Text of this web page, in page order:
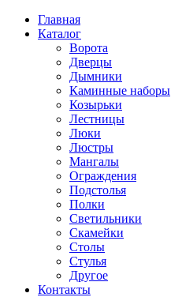
Перейти
содержимому
Главная
Каталог
Ворота
Дверцы
Дымники
Каминные наборы
Козырьки
Лестницы
Люки
Люстры
Мангалы
Ограждения
Подстолья
Полки
Светильники
Скамейки
Столы
Стулья
Другое
Контакты